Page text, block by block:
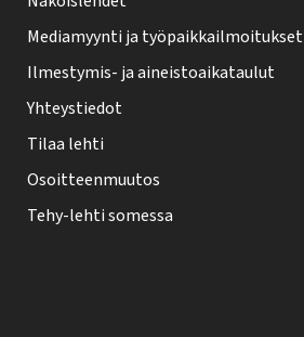
Mediamyynti ja työpaikkailmoitukset
Ilmestymis- ja aineistoaikataulut
Yhteystiedot
Tilaa lehti
Osoitteenmuutos
Tehy-lehti somessa